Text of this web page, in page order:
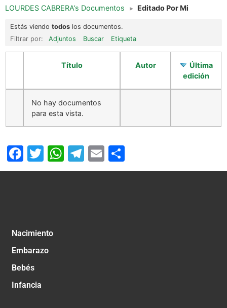
LOURDES CABRERA’s Documentos ▸ Editado Por Mi
Estás viendo todos los documentos.
Filtrar por:
Adjuntos Buscar Etiqueta
Título Autor
Última
edición
No hay documentos
para esta vista.
Facebook
Twitter
WhatsApp
Telegram
Email
Nacimiento
Embarazo
Bebés
Infancia